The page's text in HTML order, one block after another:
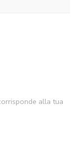
alla tua